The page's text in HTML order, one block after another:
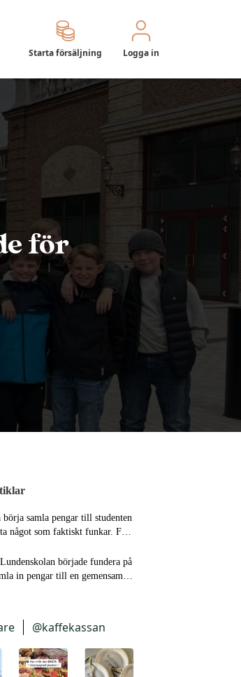
Starta försäljning Logga in
för
börja samla pengar till studenten
något som faktiskt funkar. För
lösningen att sälja med
resultatet blev en riktigt bra
började fundera på
in pengar till en gemensam
tillsammans innan klassen
Efter att ha röstat mellan olika
på […]
@kaffekassan